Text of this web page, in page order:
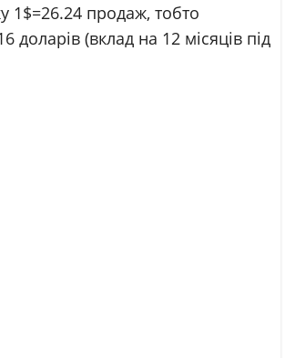
1$=26.24 продаж, тобто
доларів (вклад на 12 місяців під